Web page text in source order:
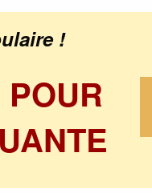
!